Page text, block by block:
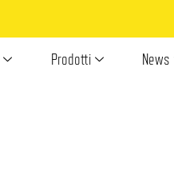
Prodotti News